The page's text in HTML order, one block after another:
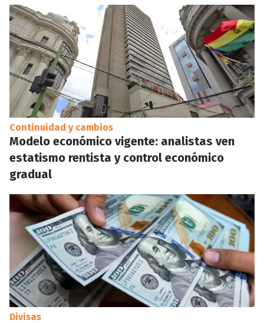
Continuidad y cambios
Modelo económico vigente: analistas ven
estatismo rentista y control económico
gradual
Divisas